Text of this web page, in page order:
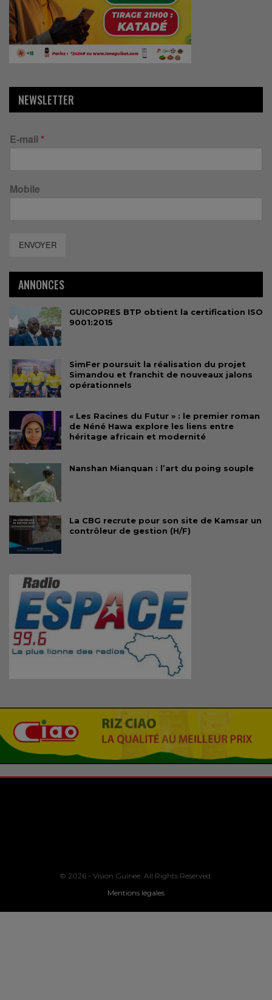
NEWSLETTER
E-mail *
Mobile
ENVOYER
ANNONCES
GUICOPRES BTP obtient la certification ISO
9001:2015
SimFer poursuit la réalisation du projet
Simandou et franchit de nouveaux jalons
opérationnels
« Les Racines du Futur » : le premier roman
de Néné Hawa explore les liens entre
héritage africain et modernité
Nanshan Mianquan : l’art du poing souple
La CBG recrute pour son site de Kamsar un
contrôleur de gestion (H/F)
© 2026 - Vision Guinee. All Rights Reserved.
Mentions légales